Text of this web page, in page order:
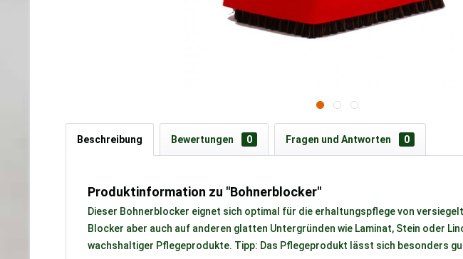
Beschreibung Bewertungen 0 Fragen und Antworten 0
Produktinformation zu "Bohnerblocker"
Dieser Bohnerblocker eignet sich optimal für die erhaltungspflege von
Blocker aber auch auf anderen glatten Untergründen wie Laminat, Stein oder
wachshaltiger Pflegeprodukte. Tipp: Das Pflegeprodukt lässt sich besonders